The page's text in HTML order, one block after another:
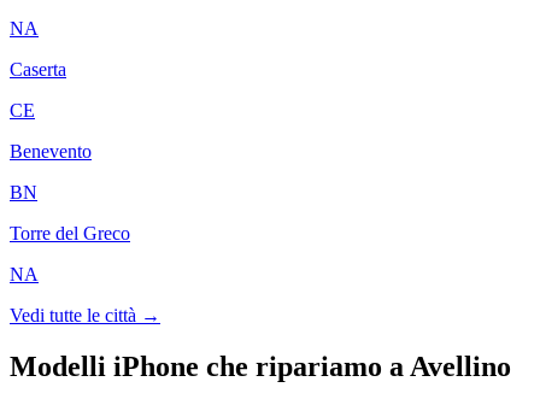
NA
Caserta
CE
Benevento
BN
Torre del Greco
NA
Vedi tutte le città →
Modelli iPhone che ripariamo a Avellino